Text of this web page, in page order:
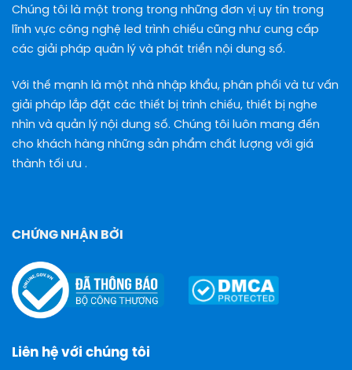
Chúng tôi là một trong trong những đơn vị uy tín trong
lĩnh vực công nghệ led trình chiếu cũng như cung cấp
các giải pháp quản lý và phát triển nội dung số.
Với thế mạnh là một nhà nhập khẩu, phân phối và tư vấn
giải pháp lắp đặt các thiết bị trình chiếu, thiết bị nghe
nhìn và quản lý nội dung số. Chúng tôi luôn mang đến
cho khách hàng những sản phẩm chất lượng với giá
thành tối ưu .
CHỨNG NHẬN BỞI
Liên hệ với chúng tôi